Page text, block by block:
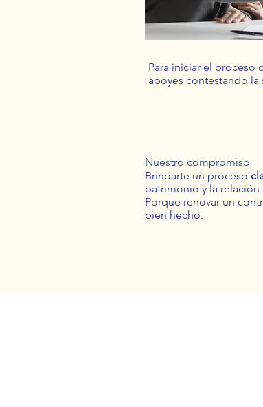
​​Para iniciar el proceso
apoyes contestando
Nuestro compromiso
Brindarte un proceso
patrimonio y la relación
Porque renovar un
bien hecho.